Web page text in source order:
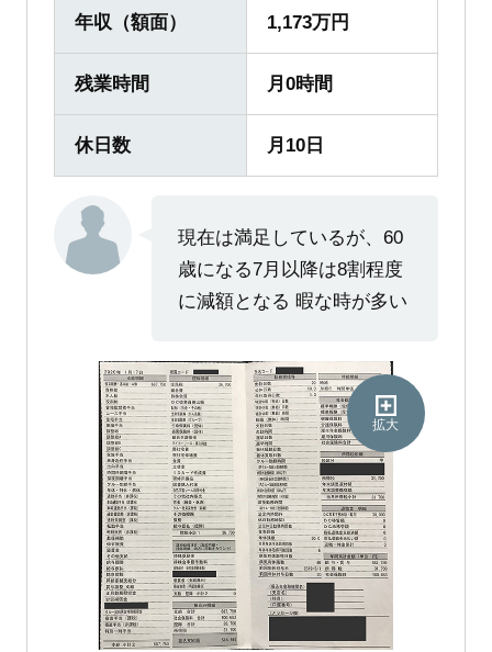
年収（額面） 1,173万円
残業時間 月0時間
休日数 月10日
現在は満足しているが、60
歳になる7月以降は8割程度
に減額となる 暇な時が多い
拡大